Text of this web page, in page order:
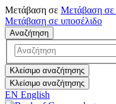
Μετάβαση σε Μετάβαση σε
Μετάβαση σε υποσέλιδο
Αναζήτηση
Κλείσιμο αναζήτησης
Κλείσιμο αναζήτησης
EN English